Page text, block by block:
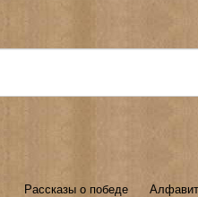
Рассказы о победе